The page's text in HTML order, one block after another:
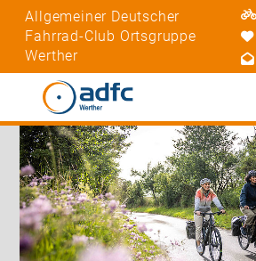
Allgemeiner Deutscher
Fahrrad-Club Ortsgruppe
Werther